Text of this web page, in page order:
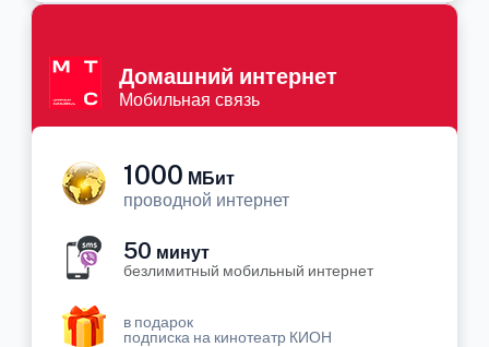
Домашний интернет
Мобильная связь
1000 МБит
проводной интернет
50 минут
безлимитный мобильный интернет
в подарок
подписка на кинотеатр КИОН